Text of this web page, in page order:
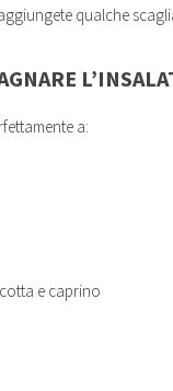
qualche
a:
e caprino